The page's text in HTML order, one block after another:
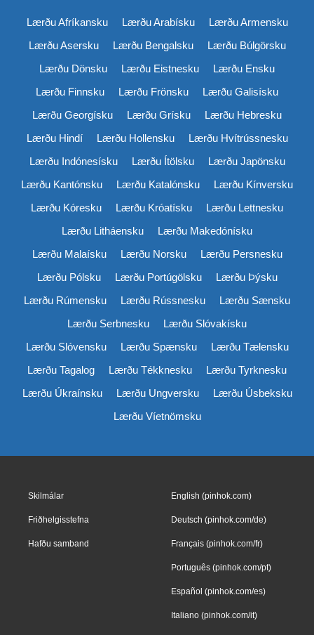
Lærðu Afríkansku Lærðu Arabísku
Lærðu Armensku
Lærðu Asersku
Lærðu Bengalsku
Lærðu Búlgörsku
Lærðu Dönsku
Lærðu Eistnesku
Lærðu Ensku
Lærðu Finnsku
Lærðu Frönsku
Lærðu Galisísku
Lærðu Georgísku
Lærðu Grísku
Lærðu Hebresku
Lærðu Hindí
Lærðu Hollensku
Lærðu Hvítrússnesku
Lærðu Indónesísku
Lærðu Ítölsku
Lærðu Japönsku
Lærðu Kantónsku
Lærðu Katalónsku
Lærðu Kínversku
Lærðu Kóresku
Lærðu Króatísku
Lærðu Lettnesku
Lærðu Litháensku
Lærðu Makedónísku
Lærðu Malaísku
Lærðu Norsku
Lærðu Persnesku
Lærðu Pólsku
Lærðu Portúgölsku
Lærðu Þýsku
Lærðu Rúmensku
Lærðu Rússnesku
Lærðu Sænsku
Lærðu Serbnesku
Lærðu Slóvakísku
Lærðu Slóvensku
Lærðu Spænsku
Lærðu Tælensku
Lærðu Tagalog
Lærðu Tékknesku
Lærðu Tyrknesku
Lærðu Úkraínsku
Lærðu Ungversku
Lærðu Úsbeksku
Lærðu Víetnömsku
Skilmálar
Friðhelgisstefna
Hafðu samband
English (pinhok.com)
Deutsch (pinhok.com/de)
Français (pinhok.com/fr)
Português (pinhok.com/pt)
Español (pinhok.com/es)
Italiano (pinhok.com/it)